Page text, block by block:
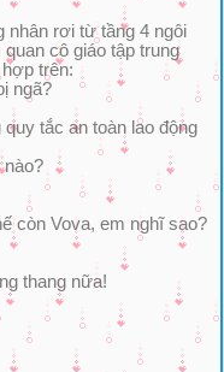
nhân rơi từ tầng 4 ngôi
cô giáo tập trung
trên:
ngã?
tắc an toàn lao động
nào?
còn Vova, em nghĩ sao?
thang nữa!